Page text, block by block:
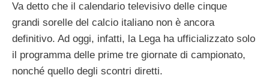
Va detto che il calendario televisivo delle cinque
grandi sorelle del calcio italiano non è ancora
definitivo. Ad oggi, infatti, la Lega ha ufficializzato solo
il programma delle prime tre giornate di campionato,
nonché quello degli scontri diretti.